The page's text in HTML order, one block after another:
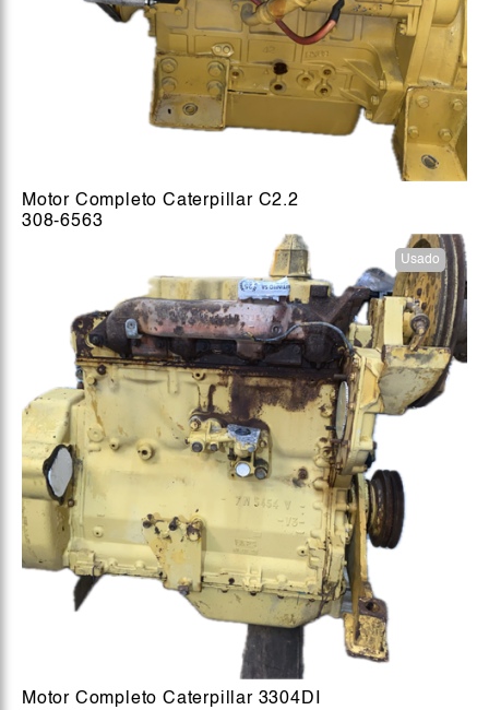
Motor Completo Caterpillar C2.2
308-6563
Usado
Motor Completo Caterpillar 3304DI